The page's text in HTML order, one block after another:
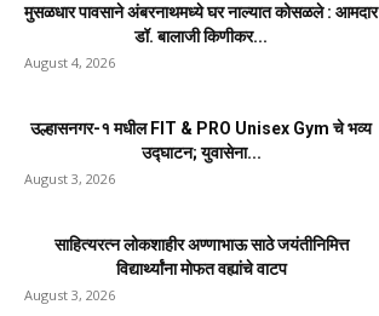
मुसळधार पावसाने अंबरनाथमध्ये घर नाल्यात कोसळले : आमदार
डॉ. बालाजी किणीकर...
August 4, 2026
उल्हासनगर-१ मधील FIT & PRO Unisex Gym चे भव्य
उद्घाटन; युवासेना...
August 3, 2026
साहित्यरत्न लोकशाहीर अण्णाभाऊ साठे जयंतीनिमित्त
विद्यार्थ्यांना मोफत वह्यांचे वाटप
August 3, 2026